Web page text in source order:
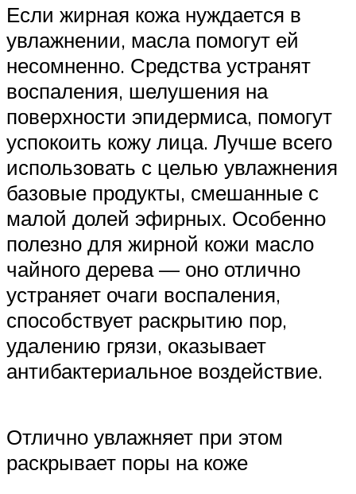
Если жирная кожа нуждается в
увлажнении, масла помогут ей
несомненно. Средства устранят
воспаления, шелушения на
поверхности эпидермиса, помогут
успокоить кожу лица. Лучше всего
использовать с целью увлажнения
базовые продукты, смешанные с
малой долей эфирных. Особенно
полезно для жирной кожи масло
чайного дерева — оно отлично
устраняет очаги воспаления,
способствует раскрытию пор,
удалению грязи, оказывает
антибактериальное воздействие.
Отлично увлажняет при этом
раскрывает поры на коже